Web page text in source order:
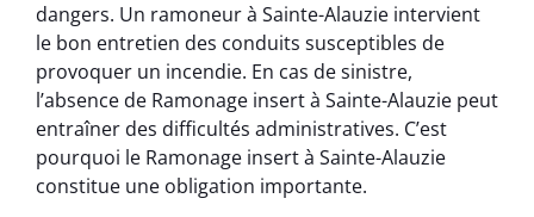
dangers. Un ramoneur à Sainte-Alauzie intervient
le bon entretien des conduits susceptibles de
provoquer un incendie. En cas de sinistre,
l’absence de Ramonage insert à Sainte-Alauzie peut
entraîner des difficultés administratives. C’est
pourquoi le Ramonage insert à Sainte-Alauzie
constitue une obligation importante.